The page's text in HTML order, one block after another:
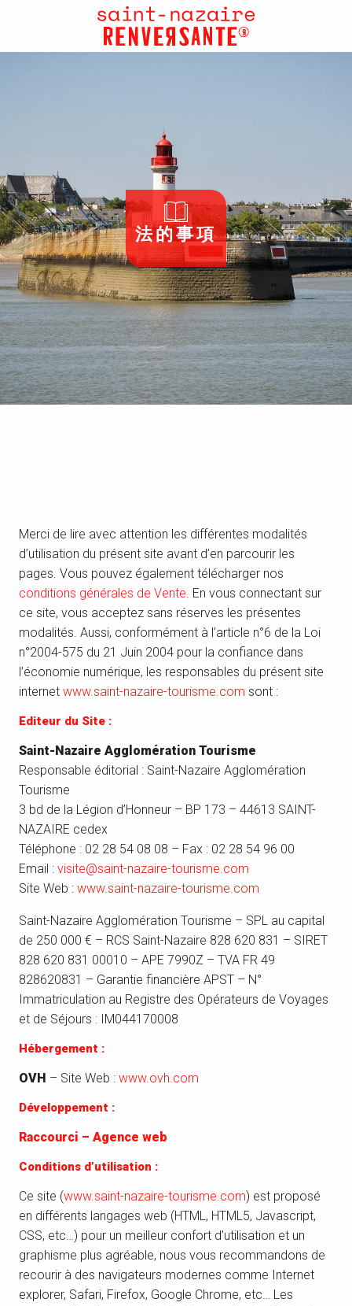
法的事項
Merci de lire avec attention les différentes modalités
d’utilisation du présent site avant d’en parcourir les
pages. Vous pouvez également télécharger nos
conditions générales de Vente. En vous connectant sur
ce site, vous acceptez sans réserves les présentes
modalités. Aussi, conformément à l’article n°6 de la Loi
n°2004-575 du 21 Juin 2004 pour la confiance dans
l’économie numérique, les responsables du présent site
internet www.saint-nazaire-tourisme.com sont :
Editeur du Site :
Saint-Nazaire Agglomération Tourisme
Responsable éditorial : Saint-Nazaire Agglomération
Tourisme
3 bd de la Légion d’Honneur – BP 173 – 44613 SAINT-
NAZAIRE cedex
Téléphone : 02 28 54 08 08 – Fax : 02 28 54 96 00
Email : visite@saint-nazaire-tourisme.com
Site Web : www.saint-nazaire-tourisme.com
Saint-Nazaire Agglomération Tourisme – SPL au capital
de 250 000 € – RCS Saint-Nazaire 828 620 831 – SIRET
828 620 831 00010 – APE 7990Z – TVA FR 49
828620831 – Garantie financière APST – N°
Immatriculation au Registre des Opérateurs de Voyages
et de Séjours : IM044170008
Hébergement :
OVH – Site Web : www.ovh.com
Développement :
Raccourci – Agence web
Conditions d’utilisation :
Ce site (www.saint-nazaire-tourisme.com) est proposé
en différents langages web (HTML, HTML5, Javascript,
CSS, etc…) pour un meilleur confort d’utilisation et un
graphisme plus agréable, nous vous recommandons de
recourir à des navigateurs modernes comme Internet
explorer, Safari, Firefox, Google Chrome, etc… Les